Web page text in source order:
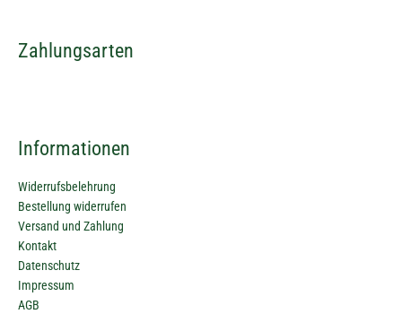
Zahlungsarten
Informationen
Widerrufsbelehrung
Bestellung widerrufen
Versand und Zahlung
Kontakt
Datenschutz
Impressum
AGB